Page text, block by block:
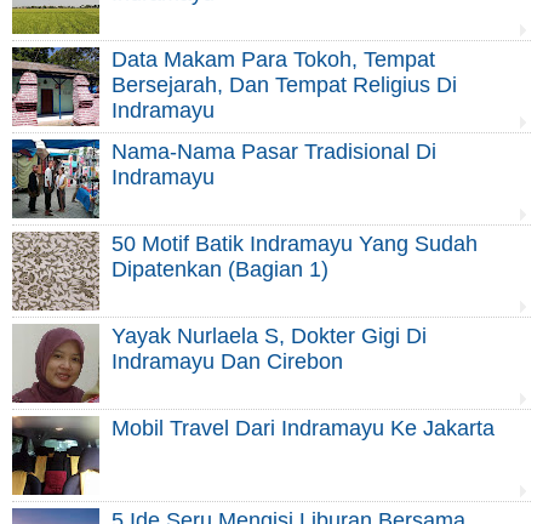
Data Makam Para Tokoh, Tempat
Bersejarah, Dan Tempat Religius Di
Indramayu
Nama-Nama Pasar Tradisional Di
Indramayu
50 Motif Batik Indramayu Yang Sudah
Dipatenkan (Bagian 1)
Yayak Nurlaela S, Dokter Gigi Di
Indramayu Dan Cirebon
Mobil Travel Dari Indramayu Ke Jakarta